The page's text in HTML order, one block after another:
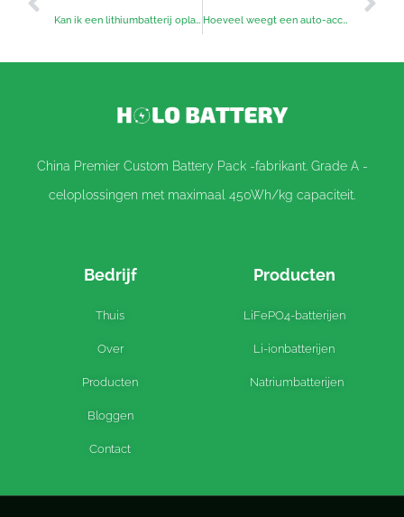
Kan ik een lithiumbatterij opladen met een SLA-oplader? Hoeveel weegt een auto-accu?
China Premier Custom Battery Pack -fabrikant. Grade A -
celoplossingen met maximaal 450Wh/kg capaciteit.
Bedrijf
Thuis
Over
Producten
Bloggen
Contact
Producten
LiFePO4-batterijen
Li-ionbatterijen
Natriumbatterijen